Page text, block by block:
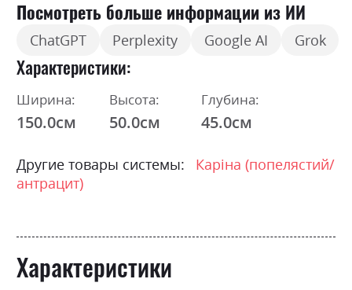
Посмотреть больше информации из ИИ
ChatGPT Perplexity Google AI Grok
Характеристики
Ширина:
150.0см
Высота:
50.0см
Глубина:
45.0см
Другие товары системы:
Каріна (попелястий/
антрацит)
Характеристики